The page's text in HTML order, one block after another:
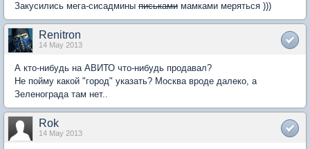
Закусились мега-сисадмины письками мамками меряться )))
Renitron
14 May 2013
А кто-нибудь на АВИТО что-нибудь продавал?
Не пойму какой "город" указать? Москва вроде далеко, а
Зеленограда там нет..
Rok
14 May 2013